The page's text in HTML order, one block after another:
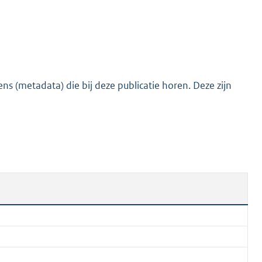
(metadata) die bij deze publicatie horen. Deze zijn